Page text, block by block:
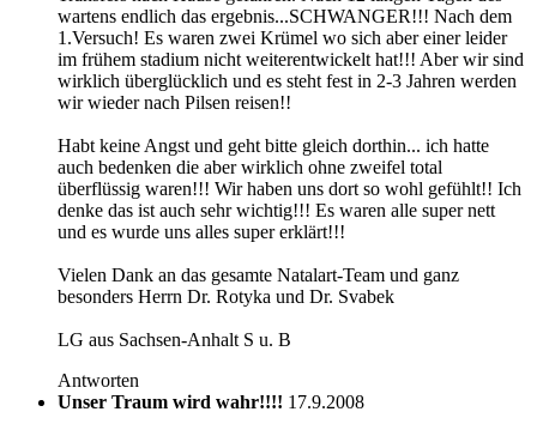
wartens endlich das ergebnis...SCHWANGER!!! Nach dem
1.Versuch! Es waren zwei Krümel wo sich aber einer leider
im frühem stadium nicht weiterentwickelt hat!!! Aber wir sind
wirklich überglücklich und es steht fest in 2-3 Jahren werden
wir wieder nach Pilsen reisen!!
Habt keine Angst und geht bitte gleich dorthin... ich hatte
auch bedenken die aber wirklich ohne zweifel total
überflüssig waren!!! Wir haben uns dort so wohl gefühlt!! Ich
denke das ist auch sehr wichtig!!! Es waren alle super nett
und es wurde uns alles super erklärt!!!
Vielen Dank an das gesamte Natalart-Team und ganz
besonders Herrn Dr. Rotyka und Dr. Svabek
LG aus Sachsen-Anhalt S u. B
Antworten
Unser Traum wird wahr!!!! 17.9.2008